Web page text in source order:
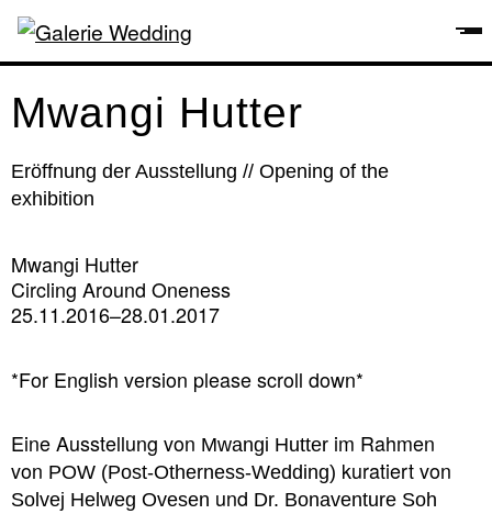
Mwangi Hutter
Eröffnung der Ausstellung // Opening of the
exhibition
Mwangi Hutter
Circling Around Oneness
25.11.2016–28.01.2017
*For English version please scroll down*
Eine Ausstellung von Mwangi Hutter im Rahmen
von POW (Post-Otherness-Wedding) kuratiert von
Solvej Helweg Ovesen und Dr. Bonaventure Soh